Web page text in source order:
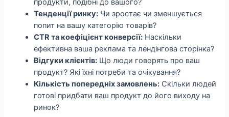
продукти, подібні до вашого?
Тенденції ринку: Чи зростає чи зменшується
попит на вашу категорію товарів?
CTR та коефіцієнт конверсії: Наскільки
ефективна ваша реклама та лендінгова сторінка?
Відгуки клієнтів: Що люди говорять про ваш
продукт? Які їхні потреби та очікування?
Кількість попередніх замовлень: Скільки людей
готові придбати ваш продукт до його виходу на
ринок?